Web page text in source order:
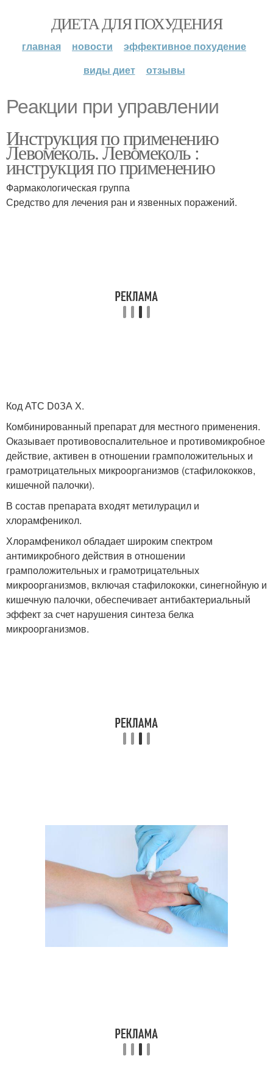
ДИЕТА ДЛЯ ПОХУДЕНИЯ
главная новости
эффективное похудение
виды диет
отзывы
Реакции при управлении
Инструкция по применению
Левомеколь. Левомеколь :
инструкция по применению
Фармакологическая группа
Средство для лечения ран и язвенных поражений.
Код АТС D0ЗА Х.
Комбинированный препарат для местного применения.
Оказывает противовоспалительное и противомикробное
действие, активен в отношении грамположительных и
грамотрицательных микроорганизмов (стафилококков,
кишечной палочки).
В состав препарата входят метилурацил и
хлорамфеникол.
Хлорамфеникол обладает широким спектром
антимикробного действия в отношении
грамположительных и грамотрицательных
микроорганизмов, включая стафилококки, синегнойную и
кишечную палочки, обеспечивает антибактериальный
эффект за счет нарушения синтеза белка
микроорганизмов.